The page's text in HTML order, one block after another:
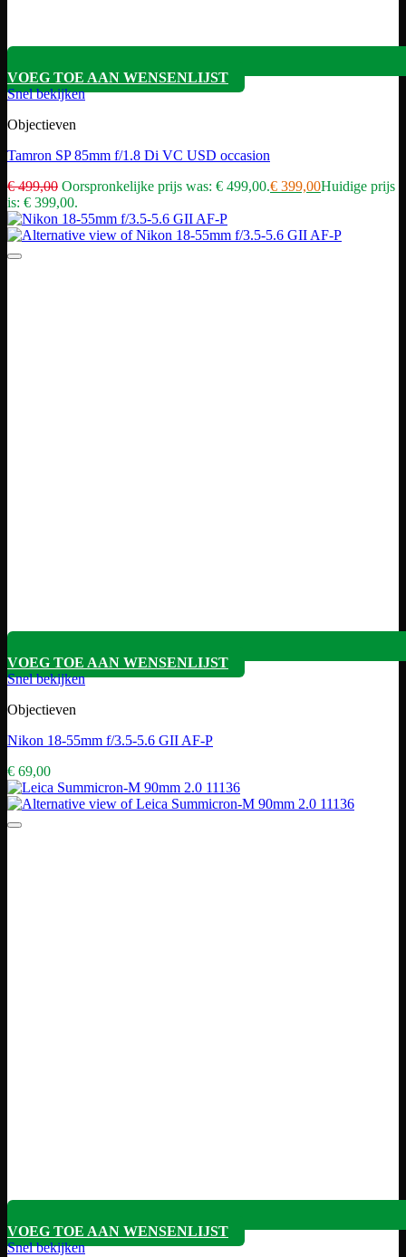
VOEG TOE AAN WENSENLIJST
Snel bekijken
Objectieven
Tamron SP 85mm f/1.8 Di VC USD occasion
€499,00 Oorspronkelijke prijs was: € 499,00.€ 399,00Huidige prijs
is: € 399,00.
VOEG TOE AAN WENSENLIJST
Snel bekijken
Objectieven
Nikon 18-55mm f/3.5-5.6 GII AF-P
€ 69,00
VOEG TOE AAN WENSENLIJST
Snel bekijken